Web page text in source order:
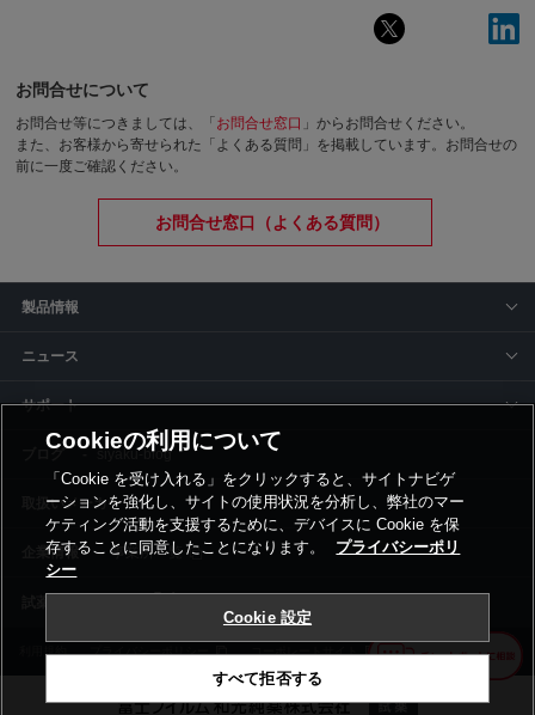
お問合せについて
お問合せ等につきましては、「 お問合せ窓口 」からお問合せください。
また、お客様から寄せられた「よくある質問」を掲載しています。お問合せの
前に一度ご確認ください。
お問合せ窓口（よくある質問）
製品情報
ニュース
サポート
siyaku-blog
取扱いメーカー
事業所一覧
利用規約 プライバシーポリシー コーポレートサイト Cookie設定
Cookieの利用について
「Cookie を受け入れる」をクリックすると、サイトナビゲ
ーションを強化し、サイトの使用状況を分析し、弊社のマー
ケティング活動を支援するために、デバイスに Cookie を保
存することに同意したことになります。
プライバシーポリ
シー
Cookie 設定
すべて拒否する